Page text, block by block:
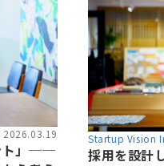
2026.03.19
ト」──
Startup Vision
採用を設計